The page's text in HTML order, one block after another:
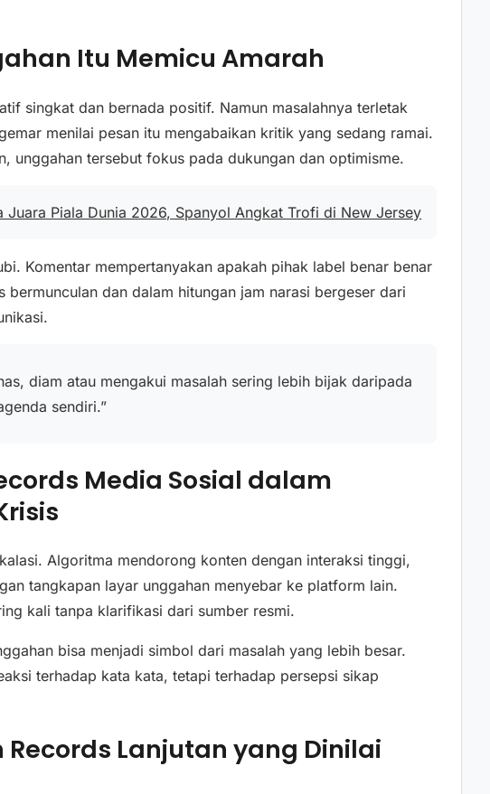
Itu Memicu Amarah
singkat dan bernada positif. Namun masalahnya terletak
menilai pesan itu mengabaikan kritik yang sedang ramai.
unggahan tersebut fokus pada dukungan dan optimisme.
Juara Piala Dunia 2026, Spanyol Angkat Trofi di New Jersey
Komentar mempertanyakan apakah pihak label benar benar
bermunculan dan dalam hitungan jam narasi bergeser dari
diam atau mengakui masalah sering lebih bijak daripada
sendiri.”
Media Sosial dalam
Algoritma mendorong konten dengan interaksi tinggi,
tangkapan layar unggahan menyebar ke platform lain.
kali tanpa klarifikasi dari sumber resmi.
bisa menjadi simbol dari masalah yang lebih besar.
terhadap kata kata, tetapi terhadap persepsi sikap
Records Lanjutan yang Dinilai